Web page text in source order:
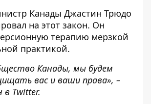
Канады Джастин Трюдо
на этот закон. Он
терапию мерзкой
практикой.
Канады, мы будем
вас и ваши права», –
в Twitter.